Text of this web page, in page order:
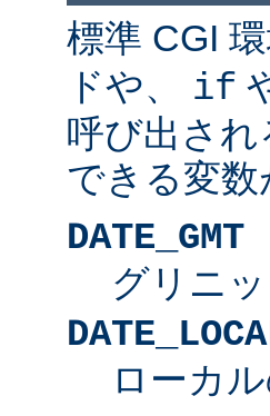
標準 CGI
ドや、 if
呼び出さ
できる変数
DATE_GMT
グリニ
ローカ